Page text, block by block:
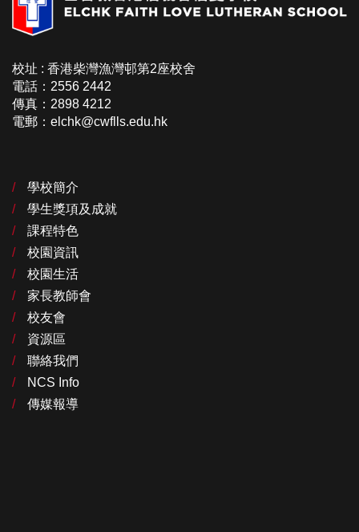
校址 : 香港柴灣漁灣邨第2座校舍
電話：2556 2442
傳真：2898 4212
電郵：elchk@cwflls.edu.hk
學校簡介
學生獎項及成就
課程特色
校園資訊
校園生活
家長教師會
校友會
資源區
聯絡我們
NCS Info
傳媒報導